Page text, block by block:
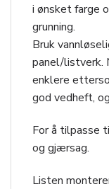
i ønsket farge
grunning.
Bruk
panel/listverk.
enklere
god vedheft,
For å tilpasse
og gjærsag.
Listen